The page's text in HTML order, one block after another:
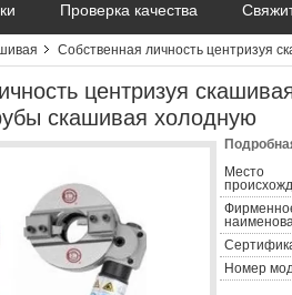
Проверка качества
Собственная личность центризуя
центризуя
скашивая холодную
Место
Номер